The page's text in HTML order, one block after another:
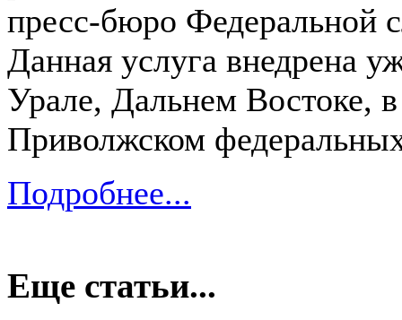
пресс-бюро Федеральной
Данная услуга внедрена
Урале, Дальнем Востоке,
Приволжском
Подробнее...
Еще статьи...